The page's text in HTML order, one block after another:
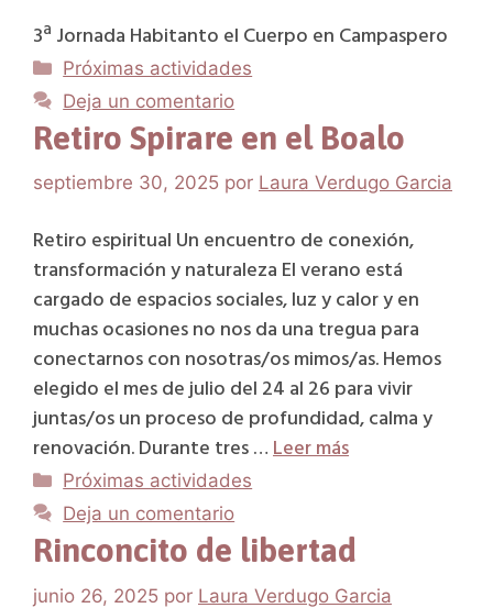
3ª Jornada Habitanto el Cuerpo en Campaspero
Categorías
Próximas actividades
Deja un comentario
Retiro Spirare en el Boalo
septiembre 30, 2025 por Laura Verdugo Garcia
Retiro espiritual Un encuentro de conexión,
transformación y naturaleza El verano está
cargado de espacios sociales, luz y calor y en
muchas ocasiones no nos da una tregua para
conectarnos con nosotras/os mimos/as. Hemos
elegido el mes de julio del 24 al 26 para vivir
juntas/os un proceso de profundidad, calma y
renovación. Durante tres …Leer más
Categorías
Próximas actividades
Deja un comentario
Rinconcito de libertad
junio 26, 2025 por Laura Verdugo Garcia